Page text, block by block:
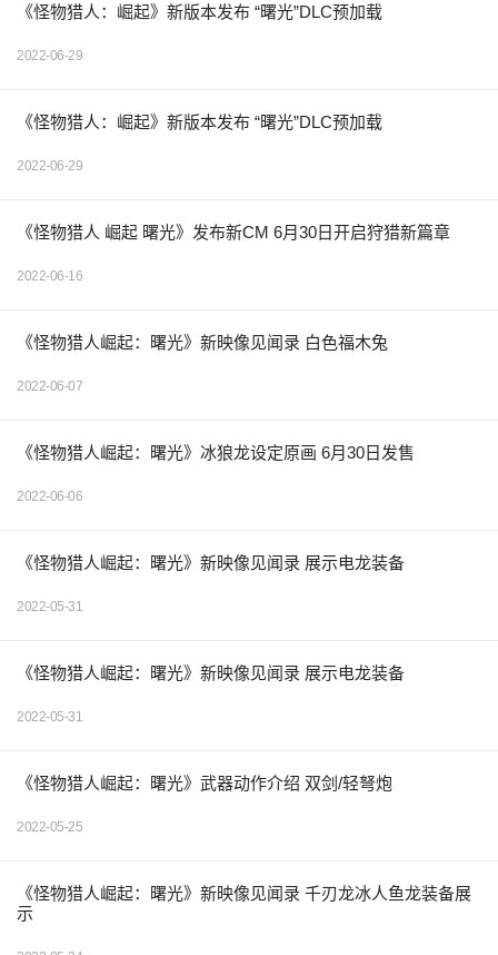
《怪物猎人：崛起》新版本发布 “曙光”DLC预加载
2022-06-29
《怪物猎人：崛起》新版本发布 “曙光”DLC预加载
2022-06-29
《怪物猎人 崛起 曙光》发布新CM 6月30日开启狩猎新篇章
2022-06-16
《怪物猎人崛起：曙光》新映像见闻录 白色福木兔
2022-06-07
《怪物猎人崛起：曙光》冰狼龙设定原画 6月30日发售
2022-06-06
《怪物猎人崛起：曙光》新映像见闻录 展示电龙装备
2022-05-31
《怪物猎人崛起：曙光》新映像见闻录 展示电龙装备
2022-05-31
《怪物猎人崛起：曙光》武器动作介绍 双剑/轻弩炮
2022-05-25
《怪物猎人崛起：曙光》新映像见闻录 千刃龙冰人鱼龙装备展
示